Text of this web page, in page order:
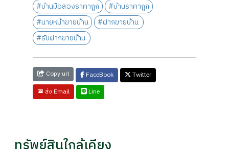
#บ้านมือสองราคาถูก
#บ้านราคาถูก
#นายหน้าขายบ้าน
#ฝากขายบ้าน
#รับฝากขายบ้าน
Copy url FaceBook
Twitter
ส่ง Email
Line
ทรัพย์สินใกล้เคียง